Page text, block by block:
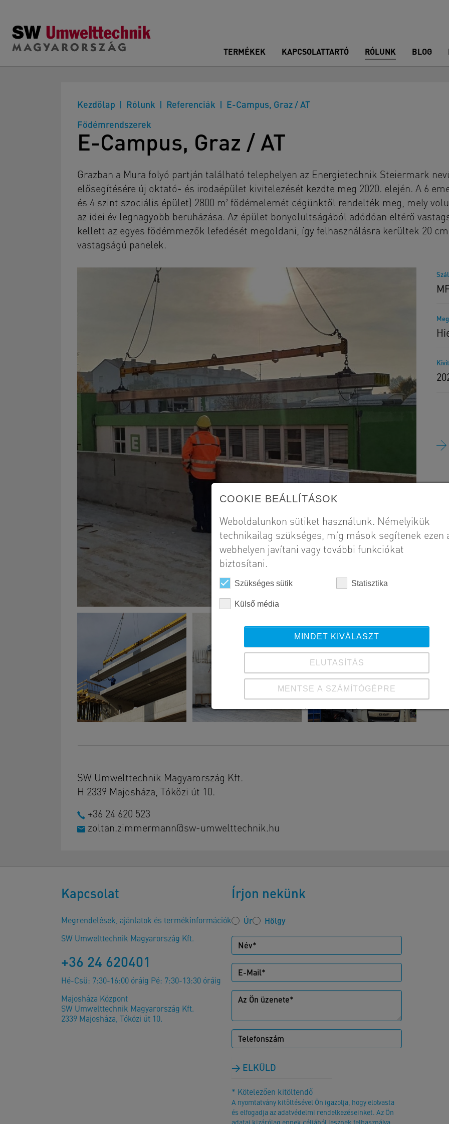
TERMÉKEK KAPCSOLATTARTÓ RÓLUNK BLOG
Kezdőlap Rólunk Referenciák
E-Campus, Graz / AT
Födémrendszerek
E-Campus, Graz / AT
Grazban a Mura folyó partján található telephelyen az Energietechnik Steiermark
elősegítésére új oktató- és irodaépület kivitelezését kezdte meg 2020. elején. A 6
és 4 szint szociális épület) 2800 m² födémelemét cégünktől rendelték meg, mely
az idei év legnagyobb beruházása. Az épület bonyolultságából adódóan eltérő
kellett az egyes födémmezők lefedését megoldani, így felhasználásra kerültek 20
vastagságú panelek.
SW Umwelttechnik Magyarország Kft.
H 2339 Majosháza, Tóközi út 10.
+36 24 620 523
zoltan.zimmermann@sw-umwelttechnik.hu
Kapcsolat
Megrendelések, ajánlatok és termékinformációk
SW Umwelttechnik Magyarország Kft.
+36 24 620401
Hé-Csü: 7:30-16:00 óráig Pé: 7:30-13:30 óráig
Majosháza Központ
SW Umwelttechnik Magyarország Kft.
2339 Majosháza, Tóközi út 10.
Írjon nekünk
Úr Hölgy
ELKÜLD
* Kötelezően kitöltendő
A nyomtatvány kitöltésével Ön igazolja, hogy elolvasta
és elfogadja az adatvédelmi rendelkezéseinket. Az Ön
COOKIE BEÁLLÍTÁSOK
Weboldalunkon sütiket használunk. Némelyikük
technikailag szükséges, míg mások segítenek ezen
webhelyen javítani vagy további funkciókat
biztosítani.
Szükséges sütik Statisztika
Külső média
MINDET KIVÁLASZT
ELUTASÍTÁS
MENTSE A SZÁMÍTÓGÉPRE
Részletek megtekintése